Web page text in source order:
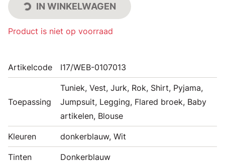
IN WINKELWAGEN
Product is niet op voorraad
Artikelcode I17/WEB-0107013
Toepassing
Tuniek, Vest, Jurk, Rok, Shirt, Pyjama,
Jumpsuit, Legging, Flared broek, Baby
artikelen, Blouse
Kleuren donkerblauw, Wit
Tinten Donkerblauw